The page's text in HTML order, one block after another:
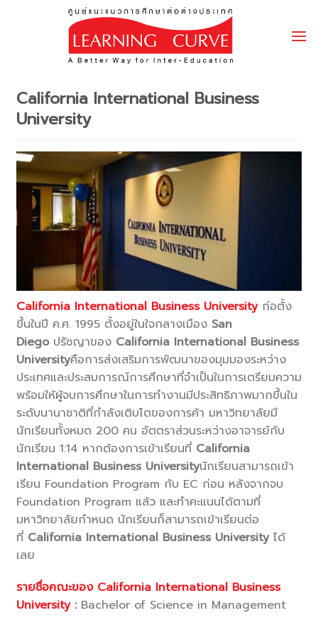
California International Business
University
California International Business University ก่อตั้ง
ขึ้นในปี ค.ศ. 1995 ตั้งอยู่ในใจกลางเมือง San
Diegoปรัชญาของ California International Business
Universityคือการส่งเสริมการพัฒนาของมุมมองระหว่าง
ประเทศและประสบการณ์การศึกษาที่จำเป็นในการเตรียมความ
พร้อมให้ผู้จบการศึกษาในการทำงานมีประสิทธิภาพมากขึ้นใน
ระดับนานาชาติที่กำลังเติบโตของการค้า มหาวิทยาลัยมี
นักเรียนทั้งหมด 200 คน อัตตราส่วนระหว่างอาจารย์กับ
นักเรียน 1:14 หากต้องการเข้าเรียนที่ California
International Business Universityนักเรียนสามารถเข้า
เรียน Foundation Program กับ EC ก่อน หลังจากจบ
Foundation Program แล้ว และทำคะแนนได้ตามที่
มหาวิทยาลัยกำหนด นักเรียนก็สามารถเข้าเรียนต่อ
ที่ California International Business Universityได้
เลย
รายชื่อคณะของ California International Business
University :Bachelor of Science in Management